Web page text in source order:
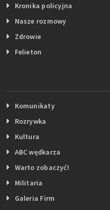
Kronika policyjna
Nasze rozmowy
Zdrowie
Felieton
Komunikaty
Rozrywka
Kultura
ABC wędkarza
Warto zobaczyć!
Militaria
Galeria Firm